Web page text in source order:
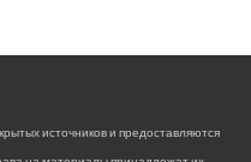
источников и предоставляются